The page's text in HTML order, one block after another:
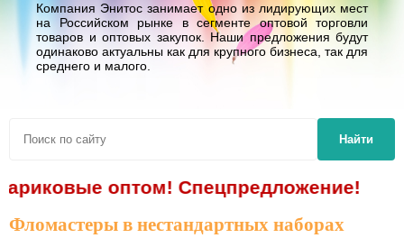
Компания Энитос занимает одно из лидирующих мест
на Российском рынке в сегменте оптовой торговли
товаров и оптовых закупок. Наши предложения будут
одинаково актуальны как для крупного бизнеса, так для
среднего и малого.
Найти
оптом! Спецпредложение!
Фломастеры в нестандартных наборах